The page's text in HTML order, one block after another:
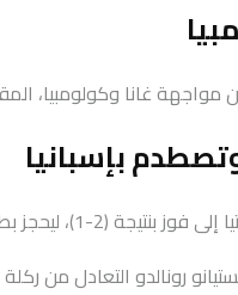
بإسبانيا
التأهل إلى دور الـ16.
الدقيقة (68)، فيما منح البديل غونسالو راموش